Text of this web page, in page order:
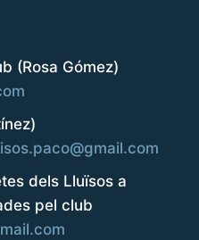
(Rosa Gómez)
dels Lluïsos a
pel club